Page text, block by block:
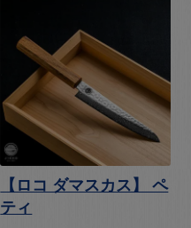
【ロコ ダマスカス】 ペ
ティ